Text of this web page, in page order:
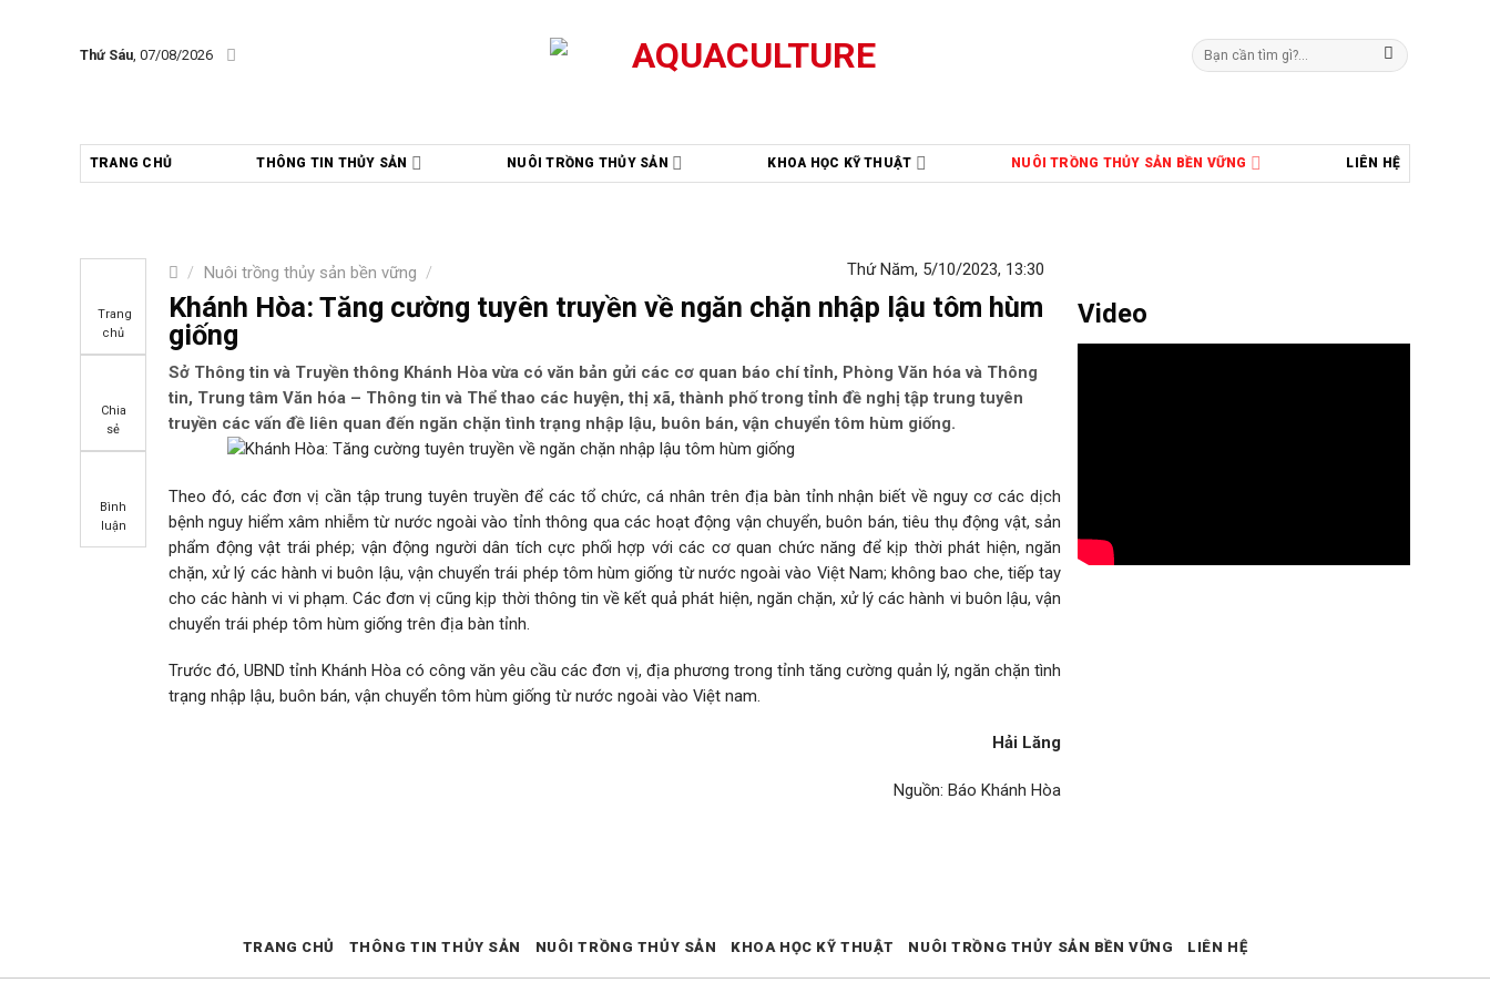
Thứ Sáu, 07/08/2026
Tìm
kiếm:
TRANG CHỦ THÔNG TIN THỦY SẢN NUÔI TRỒNG THỦY SẢN KHOA HỌC KỸ THUẬT NUÔI TRỒNG THỦY SẢN BỀN VỮNG LIÊN HỆ
/ Nuôi trồng thủy sản bền vững /
Trang
chủ
Chia
sẻ
Bình
luận
Thứ Năm, 5/10/2023, 13:30
Khánh Hòa: Tăng cường tuyên truyền về ngăn chặn nhập lậu tôm hùm
giống
Sở Thông tin và Truyền thông Khánh Hòa vừa có văn bản gửi các cơ quan báo chí tỉnh, Phòng Văn hóa và Thông
tin, Trung tâm Văn hóa – Thông tin và Thể thao các huyện, thị xã, thành phố trong tỉnh đề nghị tập trung tuyên
truyền các vấn đề liên quan đến ngăn chặn tình trạng nhập lậu, buôn bán, vận chuyển tôm hùm giống.
Theo đó, các đơn vị cần tập trung tuyên truyền để các tổ chức, cá nhân trên địa bàn tỉnh nhận biết về nguy cơ các dịch
bệnh nguy hiểm xâm nhiễm từ nước ngoài vào tỉnh thông qua các hoạt động vận chuyển, buôn bán, tiêu thụ động vật, sản
phẩm động vật trái phép; vận động người dân tích cực phối hợp với các cơ quan chức năng để kịp thời phát hiện, ngăn
chặn, xử lý các hành vi buôn lậu, vận chuyển trái phép tôm hùm giống từ nước ngoài vào Việt Nam; không bao che, tiếp tay
cho các hành vi vi phạm. Các đơn vị cũng kịp thời thông tin về kết quả phát hiện, ngăn chặn, xử lý các hành vi buôn lậu, vận
chuyển trái phép tôm hùm giống trên địa bàn tỉnh.
Trước đó, UBND tỉnh Khánh Hòa có công văn yêu cầu các đơn vị, địa phương trong tỉnh tăng cường quản lý, ngăn chặn tình
trạng nhập lậu, buôn bán, vận chuyển tôm hùm giống từ nước ngoài vào Việt nam.
Hải Lăng
Nguồn: Báo Khánh Hòa
Video
TRANG CHỦ THÔNG TIN THỦY SẢN NUÔI TRỒNG THỦY SẢN KHOA HỌC KỸ THUẬT NUÔI TRỒNG THỦY SẢN BỀN VỮNG LIÊN HỆ